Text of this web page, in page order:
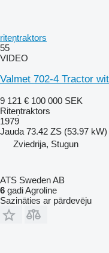
riteņtraktors
55
VIDEO
Valmet 702-4 Tractor
9 121 € 100 000 SEK
Riteņtraktors
1979
Jauda 73.42 ZS (53.97 kW)
Zviedrija, Stugun
ATS Sweden AB
6 gadi Agroline
Sazināties ar pārdevēju